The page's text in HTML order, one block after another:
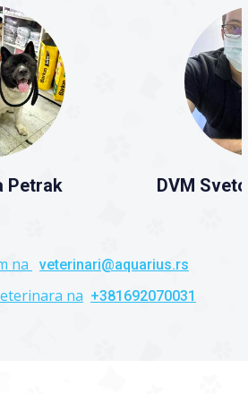
Petrak DVM
na veterinari@aquarius.rs
na +381692070031